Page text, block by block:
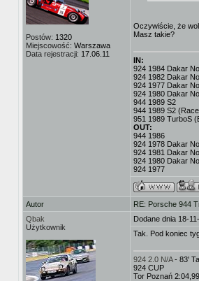
Postów: 1320
Miejscowość: Warszawa
Data rejestracji: 17.06.11
Oczywiście, że
Masz takie?
IN:
924 1984 Dakar
924 1982 Dakar
924 1977 Dakar
924 1980 Dakar
944 1989 S2
944 1989 S2
951 1989 TurboS
OUT:
944 1986
924 1978 Dakar
924 1981 Dakar
924 1980 Dakar
924 1977
Autor
RE: Porsche 944
Qbak
Użytkownik
Dodane dnia 18-
Tak. Pod koniec
924 2.0 N/A- 83'
924 CUP
Tor Poznań